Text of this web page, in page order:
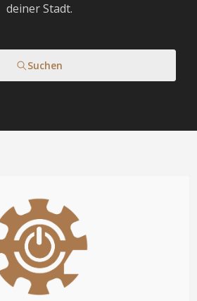
deiner Stadt.
Suchen